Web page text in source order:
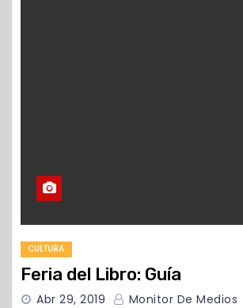
CULTURA
Feria del Libro: Guía
Abr 29, 2019 Monitor De Medios